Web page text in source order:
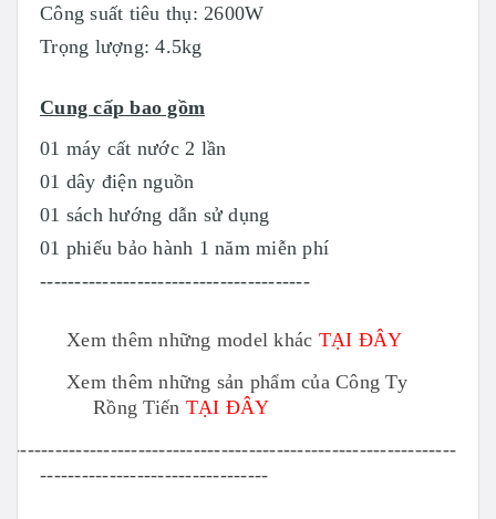
Công suất tiêu thụ: 2600W
Trọng lượng: 4.5kg
Cung cấp bao gồm
01 máy cất nước 2 lần
01 dây điện nguồn
01 sách hướng dẫn sử dụng
01 phiếu bảo hành 1 năm miễn phí
---------------------------------------
Xem thêm những model khác TẠI ĐÂY
Xem thêm những sản phẩm của Công Ty
Rồng Tiến TẠI ĐÂY
----------------------------------------------------------------
---------------------------------